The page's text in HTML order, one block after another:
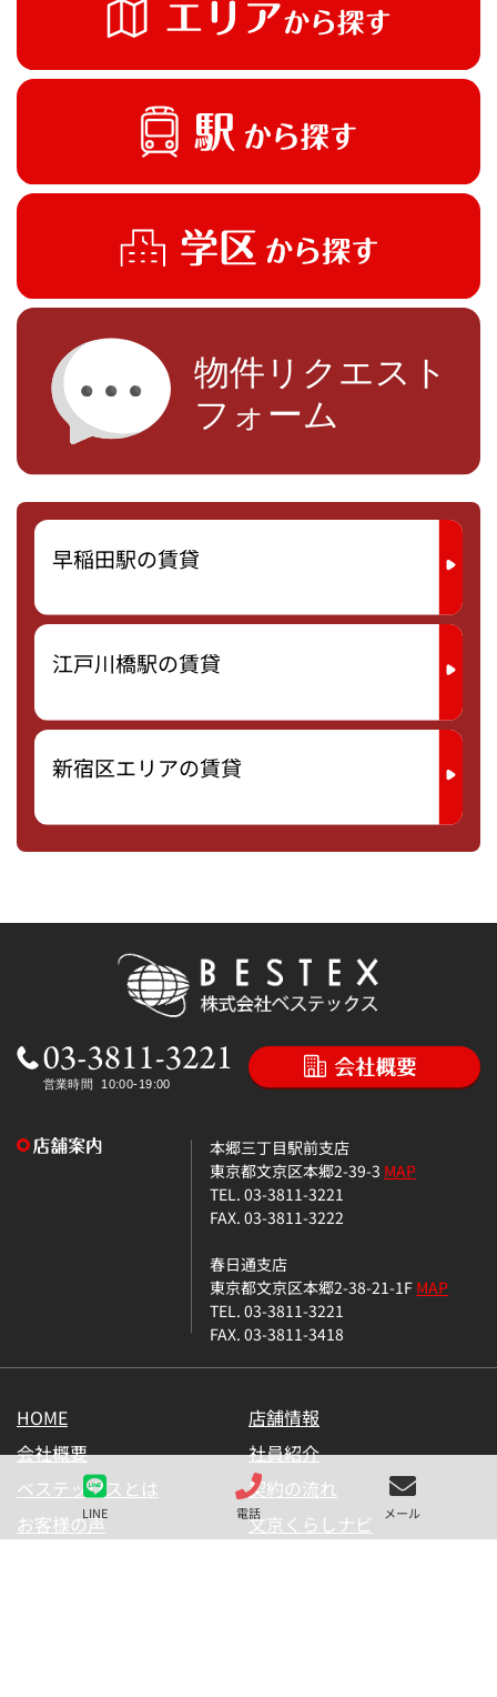
LINE 電話 メール
早稲田駅の賃貸
江戸川橋駅の賃貸
新宿区エリアの賃貸
本郷三丁目駅前支店
東京都文京区本郷2-39-3 MAP
TEL. 03-3811-3221
FAX. 03-3811-3222
春日通支店
東京都文京区本郷2-38-21-1FMAP
TEL. 03-3811-3221
FAX. 03-3811-3418
HOME
店舗情報
会社概要
社員紹介
ベステックスとは
契約の流れ
お客様の声
文京くらしナビ